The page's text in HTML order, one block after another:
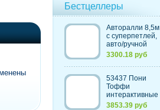
Бестцеллеры
Авторалли 8,5м
c суперпетлей,
авто/ручной
контроль
скорости,
счетчик кругов
(220V) (Китай)
3300.18 руб
53437 Пони
Тоффи
интерактивные
(с морковкой и
3853.39 руб